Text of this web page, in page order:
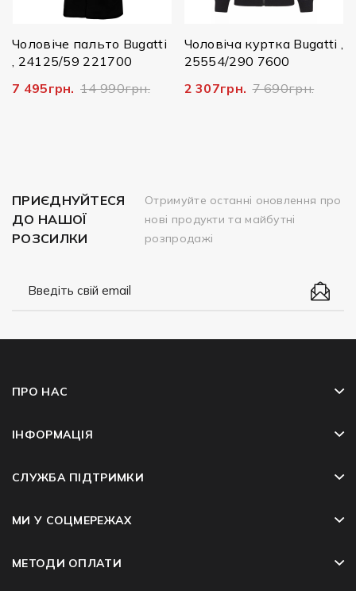
Чоловіче пальто Bugatti
, 24125/59 221700
7 495грн. 14 990грн.
Чоловіча куртка Bugatti ,
25554/290 7600
2 307грн. 7 690грн.
ПРИЄДНУЙТЕСЯ
ДО НАШОЇ
РОЗСИЛКИ
Отримуйте останні оновлення про
нові продукти та майбутні
розпродажі
ПРО НАС
ІНФОРМАЦІЯ
СЛУЖБА ПІДТРИМКИ
МИ У СОЦМЕРЕЖАХ
МЕТОДИ ОПЛАТИ